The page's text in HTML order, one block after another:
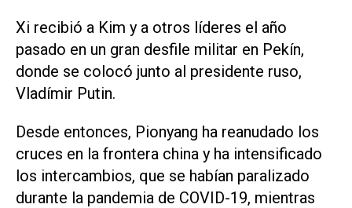
Xi recibió a Kim y a otros líderes el año
pasado en un gran desfile militar en Pekín,
donde se colocó junto al presidente ruso,
Vladímir Putin.
Desde entonces, Pionyang ha reanudado los
cruces en la ‌frontera china y ha intensificado
los intercambios, que se habían paralizado
durante la pandemia de COVID-19, mientras